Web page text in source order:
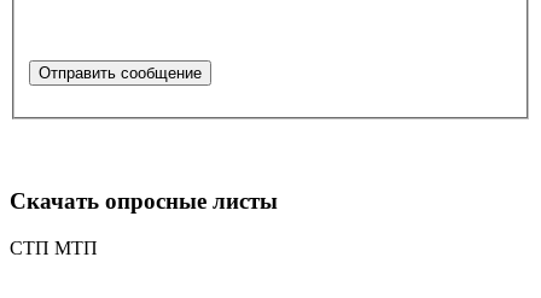
Скачать опросные листы
СТП МТП